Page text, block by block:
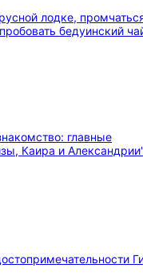
лодке,
бедуинский